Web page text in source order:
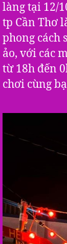
làng tại 12/
tp Cần Thơ
phong cách
ảo, với các
từ 18h đến
chơi cùng